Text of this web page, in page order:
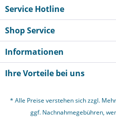
imInnenbereich
geeignet.
geliefert und enthalten die
beinhaltet: integrierte
Leckageanzeige,
Grenzwertgeber,
Entnahmeleitung,
mit Zapfpistolenhalter.
Basic ist für 1500 Liter und
überzeugen die
Service Hotline
Shop Service
Informationen
Ihre Vorteile bei uns
* Alle Preise verstehen sich zzgl.
ggf. Nachnahmegebühren,